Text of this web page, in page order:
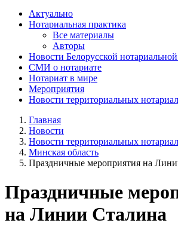
Актуально
Нотариальная практика
Все материалы
Авторы
Новости Белорусской
СМИ о нотариате
Нотариат в мире
Мероприятия
Новости территориальных
Главная
Новости
Новости территориальных
Минская область
Праздничные мероприятия на
Праздничные
на Линии Сталина